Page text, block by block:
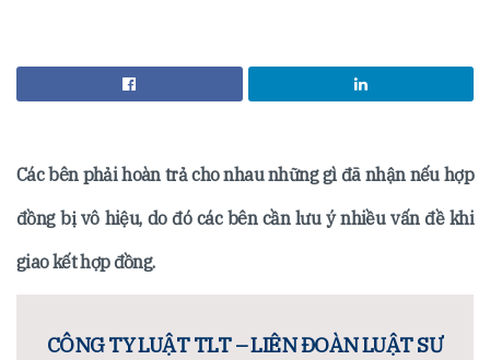
Các bên phải hoàn trả cho nhau những gì đã nhận nếu hợp
đồng bị vô hiệu, do đó các bên cần lưu ý nhiều vấn đề khi
giao kết hợp đồng.
CÔNG TY LUẬT TLT – LIÊN ĐOÀN LUẬT SƯ